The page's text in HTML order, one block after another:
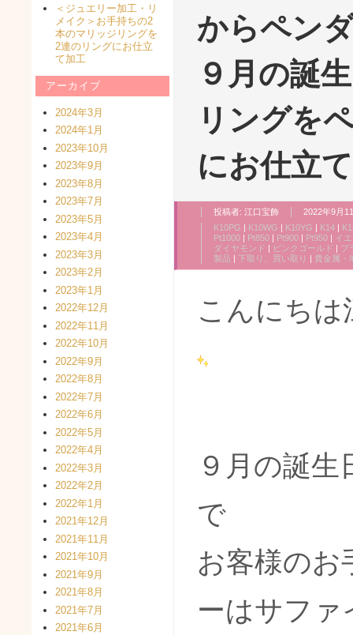
からペン
９月の誕
リングを
にお仕立
投稿者: 江口宝飾
2022年9月
K10PG | K10WG | K10YG | K14 |
Pt1000 | Pt850 | Pt900 | Pt950 | イ
ダイヤモンド | ピンクゴールド | プ
製品 | 下取り、買い取り | 貴金属・
こんにちは
９月の誕
で
お客様のお
ーはサファ
＜ジュエリー加工・リ
メイク＞お手持ちの2
本のマリッジリングを
2連のリングにお仕立
て加工
アーカイブ
2024年3月
2024年1月
2023年10月
2023年9月
2023年8月
2023年7月
2023年5月
2023年4月
2023年3月
2023年2月
2023年1月
2022年12月
2022年11月
2022年10月
2022年9月
2022年8月
2022年7月
2022年6月
2022年5月
2022年4月
2022年3月
2022年2月
2022年1月
2021年12月
2021年11月
2021年10月
2021年9月
2021年8月
2021年7月
2021年6月